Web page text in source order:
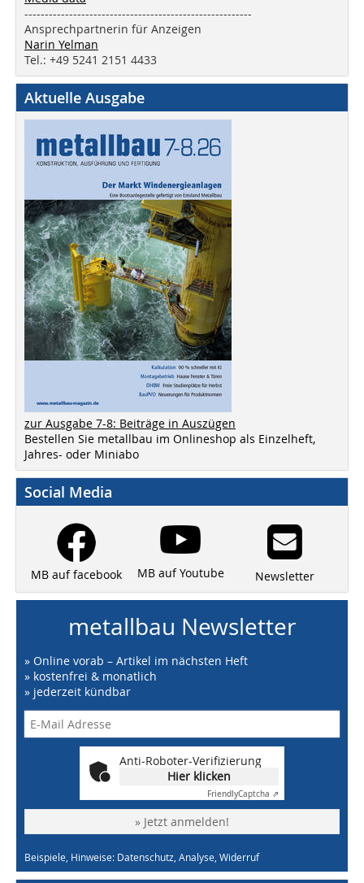
--------------------------------------------------------
Ansprechpartnerin für Anzeigen
Narin Yelman
Tel.: +49 5241 2151 4433
Aktuelle Ausgabe
zur Ausgabe 7-8: Beiträge in Auszügen
Bestellen Sie metallbau im Onlineshop als Einzelheft,
Jahres- oder Miniabo
Social Media
MB auf facebook MB auf Youtube Newsletter
metallbau Newsletter
» Online vorab – Artikel im nächsten Heft
» kostenfrei & monatlich
» jederzeit kündbar
Anti-Roboter-Verifizierung
Hier klicken
FriendlyCaptcha ⇗
» Jetzt anmelden!
Beispiele, Hinweise: Datenschutz, Analyse, Widerruf